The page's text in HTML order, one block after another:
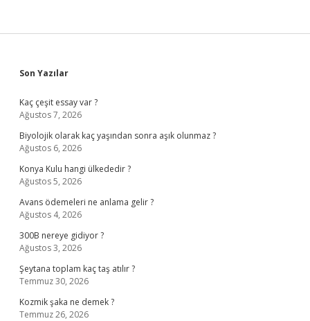
Sidebar
Son Yazılar
Kaç çeşit essay var ?
Ağustos 7, 2026
Biyolojik olarak kaç yaşından sonra aşık olunmaz ?
Ağustos 6, 2026
Konya Kulu hangi ülkededir ?
Ağustos 5, 2026
Avans ödemeleri ne anlama gelir ?
Ağustos 4, 2026
300B nereye gidiyor ?
Ağustos 3, 2026
Şeytana toplam kaç taş atılır ?
Temmuz 30, 2026
Kozmik şaka ne demek ?
Temmuz 26, 2026